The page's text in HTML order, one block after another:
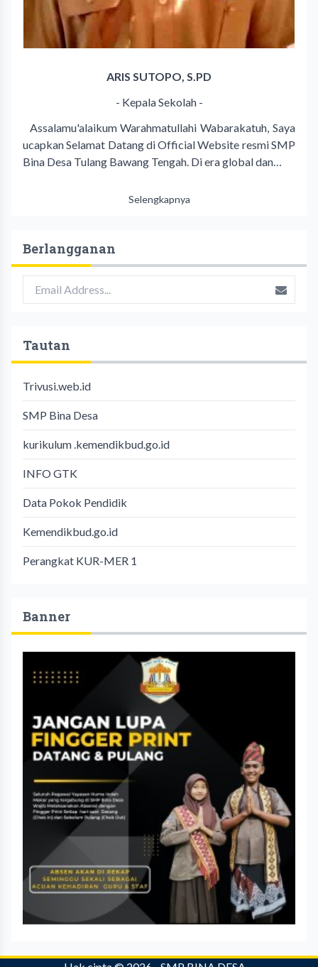
ARIS SUTOPO, S.PD
- Kepala Sekolah -
Assalamu'alaikum Warahmatullahi Wabarakatuh, Saya
ucapkan Selamat Datang di Official Website resmi SMP
Bina Desa Tulang Bawang Tengah. Di era global dan…
Selengkapnya
Berlangganan
Tautan
Trivusi.web.id
SMP Bina Desa
kurikulum .kemendikbud.go.id
INFO GTK
Data Pokok Pendidik
Kemendikbud.go.id
Perangkat KUR-MER 1
Banner